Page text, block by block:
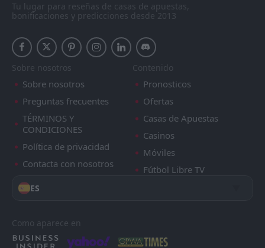
Tu lugar para reseñas de casas de apuestas,
bonificaciones y predicciones desde 2013
Sobre nosotros
Sobre nosotros
Preguntas frecuentes
TÉRMINOS Y
CONDICIONES
Política de privacidad
Contacta con nosotros
Contenido
Pronosticos
Ofertas
Casas de Apuestas
Casinos
Móviles
Fútbol Libre TV
ES
Como aparece en